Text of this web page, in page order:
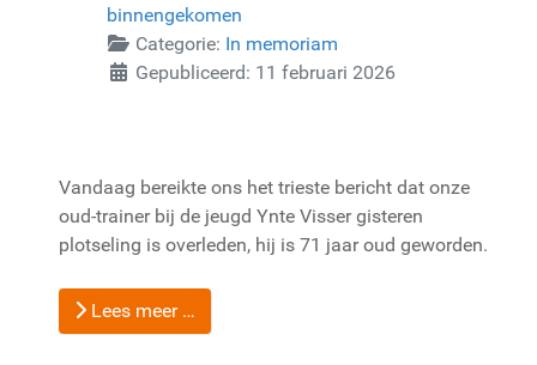
binnengekomen
Categorie: In memoriam
Gepubliceerd: 11 februari 2026
Vandaag bereikte ons het trieste bericht dat onze
oud-trainer bij de jeugd Ynte Visser gisteren
plotseling is overleden, hij is 71 jaar oud geworden.
Lees meer …